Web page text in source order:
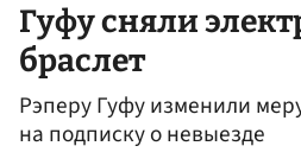
Гуфу сняли
браслет
Рэперу Гуфу изменили
на подписку о невыезде